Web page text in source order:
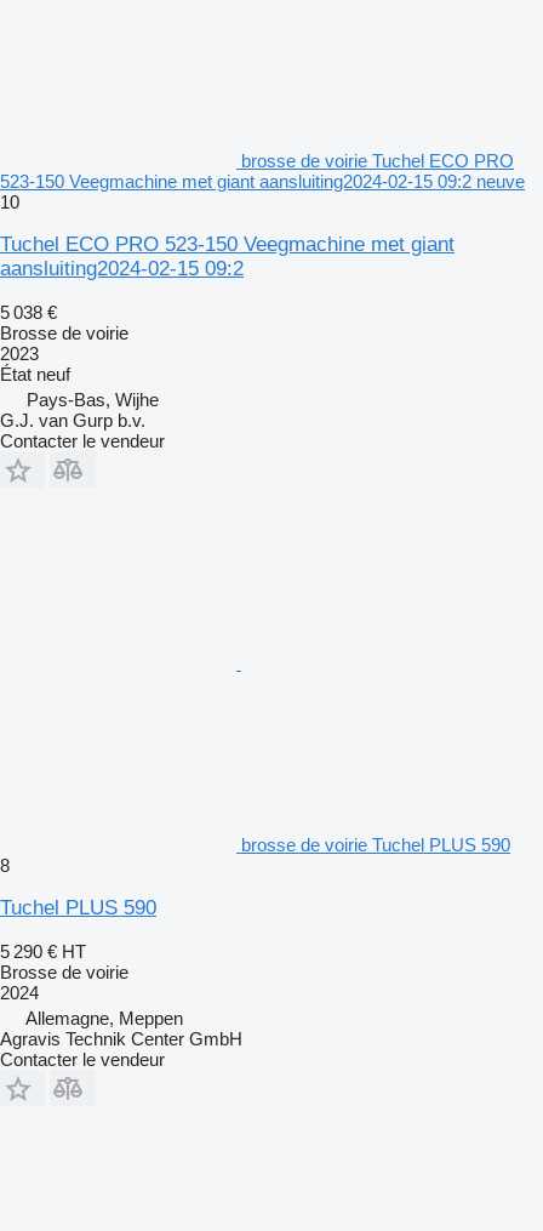
brosse de voirie Tuchel ECO PRO
523-150 Veegmachine met giant aansluiting2024-02-15 09:2 neuve
10
Tuchel ECO PRO 523-150 Veegmachine met giant
aansluiting2024-02-15 09:2
5 038 €
Brosse de voirie
2023
État neuf
Pays-Bas, Wijhe
G.J. van Gurp b.v.
Contacter le vendeur
brosse de voirie Tuchel PLUS 590
8
Tuchel PLUS 590
5 290 € HT
Brosse de voirie
2024
Allemagne, Meppen
Agravis Technik Center GmbH
Contacter le vendeur